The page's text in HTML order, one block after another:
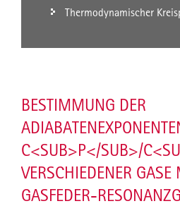
Thermodynamischer
BESTIMMUNG DER
C<SUB>P</SUB>/
VERSCHIEDENER
GASFEDER-